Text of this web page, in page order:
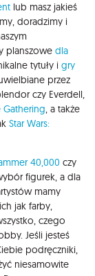
lub masz jakieś
doradzimy i
planszowe dla
tytuły i gry
przez
czy Everdell,
Gathering, a także
Star Wars:
40,000 czy
figurek, a dla
mamy
jak farby,
czego
Jeśli jesteś
podręczniki,
niesamowite